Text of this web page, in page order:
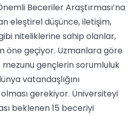
Beceriler Araştırması’na
eleştirel düşünce, iletişim,
niteliklerine sahip olanlar,
öne geçiyor. Uzmanlara göre
gençlerin sorumluluk
vatandaşlığını
gerekiyor. Üniversiteyi
beklenen 15 beceriyi